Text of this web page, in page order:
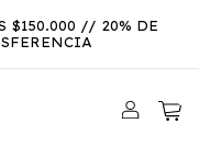
$150.000 // 20% DE